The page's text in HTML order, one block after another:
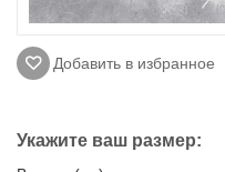
Добавить в избранное
Укажите ваш размер: